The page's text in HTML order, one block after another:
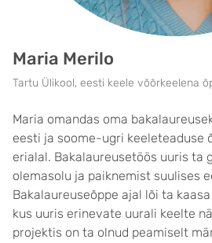
Maria Merilo
Tartu Ülikool, eesti keele võõrkeelena
Maria omandas oma
eesti ja soome-ugri keeleteaduse
erialal. Bakalaureusetöös uuris ta
olemasolu ja paiknemist suulises
Bakalaureuseõppe ajal lõi ta
kus uuris erinevate uurali keelte
projektis on ta olnud peamiselt